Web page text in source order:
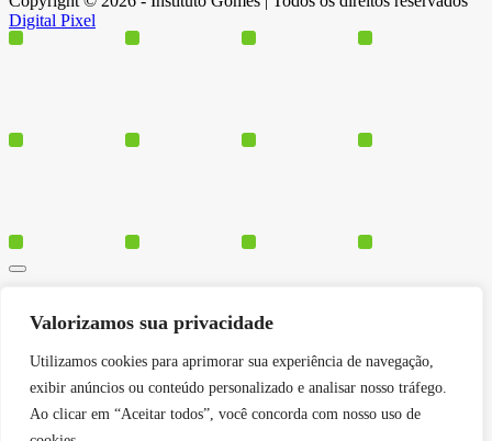
Valorizamos sua privacidade
Utilizamos cookies para aprimorar sua experiência de navegação,
exibir anúncios ou conteúdo personalizado e analisar nosso tráfego.
Ao clicar em “Aceitar todos”, você concorda com nosso uso de
Digital Pixel
Polos
Institucional